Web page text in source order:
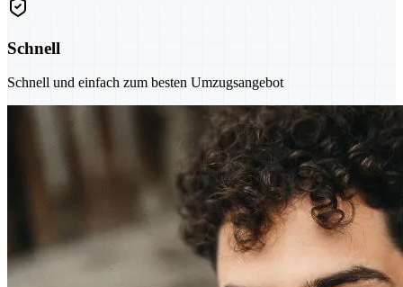
Schnell
Schnell und einfach zum besten Umzugsangebot